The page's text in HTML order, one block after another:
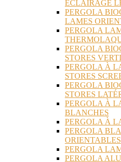
ÉCLAIRAGE
PERGOLA
LAMES
PERGOLA
PERGOLA
STORES
PERGOLA À
STORES
PERGOLA
STORES
PERGOLA À
BLANCHES
PERGOLA À
PERGOLA
ORIENTABLES
PERGOLA
PERGOLA